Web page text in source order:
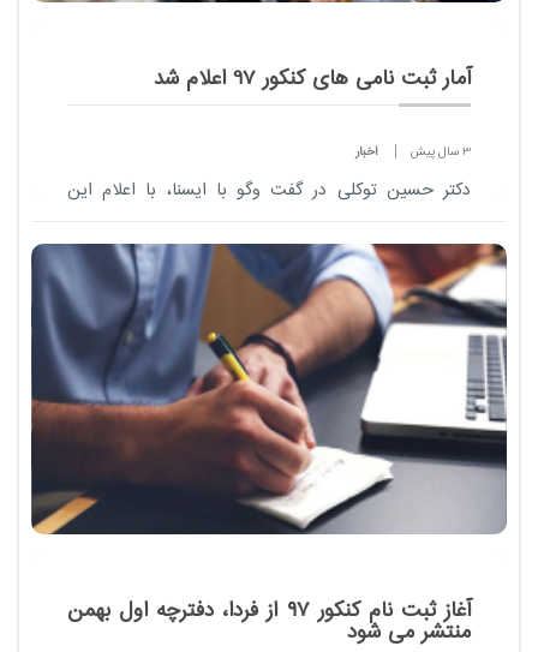
آمار ثبت نامی های کنکور 97 اعلام شد
3 سال پیش اخبار
دکتر حسین توکلی در گفت وگو با ایسنا، با اعلام این
اول بهمن ماه آغاز شده بود، با در نظر گرفتن مهلت اعلام
...
آغاز ثبت نام کنکور ۹۷ از فردا، دفترچه اول بهمن
منتشر می شود